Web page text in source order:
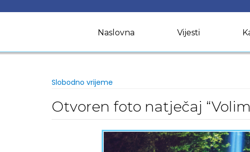
Naslovna Vijesti
Slobodno vrijeme
Otvoren foto natječaj